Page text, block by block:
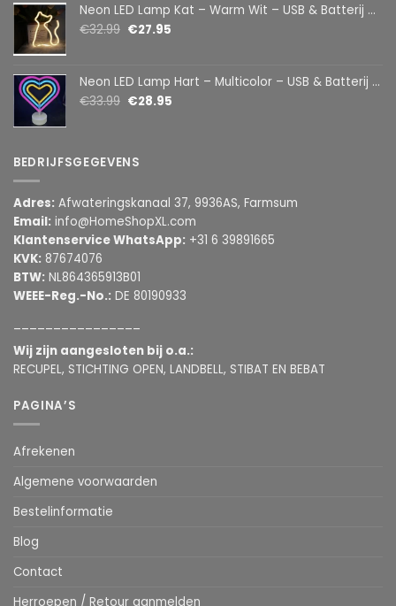
Neon LED Lamp Kat – Warm Wit – USB & Batterij – Decoratieve Tafellamp voor Kinderkamer – 28,5 x 24,5 cm
€32.99 €27.95
Neon LED Lamp Hart – Multicolor – USB & Batterij – Hartvormige Sfeerlamp – Kinderkamer & Slaapkamer – 25,2 x 23 cm
€33.99 €28.95
BEDRIJFSGEGEVENS
Adres: Afwateringskanaal 37, 9936AS, Farmsum
Email: info@HomeShopXL.com
Klantenservice WhatsApp: +31 6 39891665
KVK: 87674076
BTW: NL864365913B01
WEEE-Reg.-No.: DE 80190933
Wij zijn aangesloten bij o.a.:
RECUPEL, STICHTING OPEN, LANDBELL, STIBAT EN BEBAT
PAGINA’S
Afrekenen
Algemene voorwaarden
Bestelinformatie
Blog
Contact
Herroepen / Retour aanmelden